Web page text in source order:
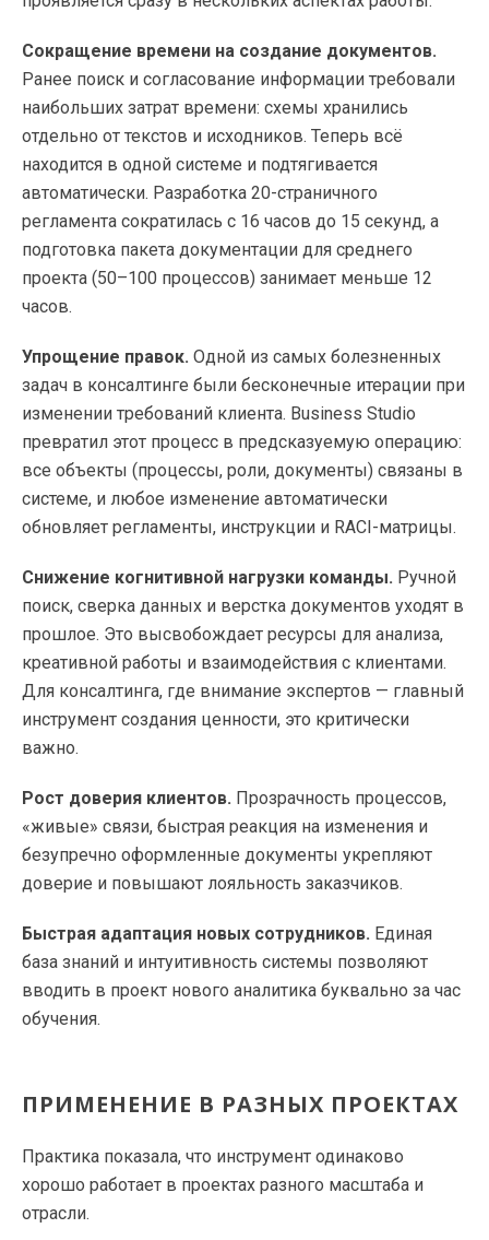
Сокращение времени на создание документов.
Ранее поиск и согласование информации требовали
наибольших затрат времени: схемы хранились
отдельно от текстов и исходников. Теперь всё
находится в одной системе и подтягивается
автоматически. Разработка 20-страничного
регламента сократилась с 16 часов до 15 секунд, а
подготовка пакета документации для среднего
проекта (50–100 процессов) занимает меньше 12
часов.
Упрощение правок. Одной из самых болезненных
задач в консалтинге были бесконечные итерации при
изменении требований клиента. Business Studio
превратил этот процесс в предсказуемую операцию:
все объекты (процессы, роли, документы) связаны в
системе, и любое изменение автоматически
обновляет регламенты, инструкции и RACI-матрицы.
Снижение когнитивной нагрузки команды. Ручной
поиск, сверка данных и верстка документов уходят в
прошлое. Это высвобождает ресурсы для анализа,
креативной работы и взаимодействия с клиентами.
Для консалтинга, где внимание экспертов — главный
инструмент создания ценности, это критически
важно.
Рост доверия клиентов. Прозрачность процессов,
«живые» связи, быстрая реакция на изменения и
безупречно оформленные документы укрепляют
доверие и повышают лояльность заказчиков.
Быстрая адаптация новых сотрудников. Единая
база знаний и интуитивность системы позволяют
вводить в проект нового аналитика буквально за час
обучения.
ПРИМЕНЕНИЕ В РАЗНЫХ ПРОЕКТАХ
Практика показала, что инструмент одинаково
хорошо работает в проектах разного масштаба и
отрасли.